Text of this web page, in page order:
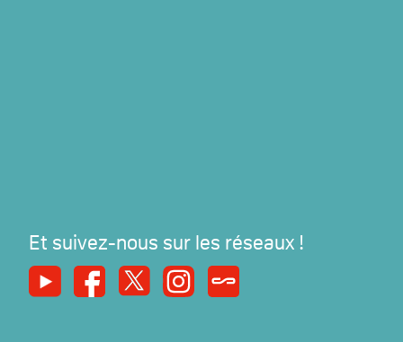
Et suivez-nous sur les réseaux !
YoutubeFacebook
X InstagramSyndicats Magazine